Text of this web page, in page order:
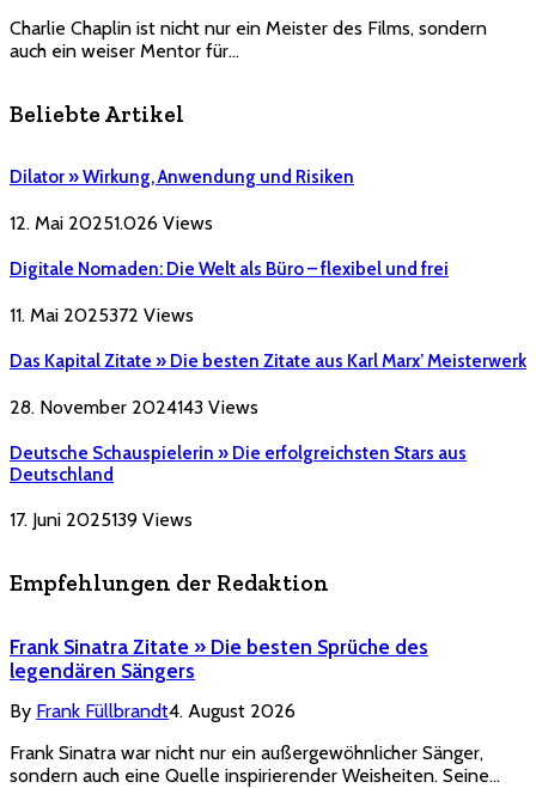
Charlie Chaplin ist nicht nur ein Meister des Films, sondern
auch ein weiser Mentor für…
Beliebte Artikel
Dilator » Wirkung, Anwendung und Risiken
12. Mai 20251.026 Views
Digitale Nomaden: Die Welt als Büro – flexibel und frei
11. Mai 2025372 Views
Das Kapital Zitate » Die besten Zitate aus Karl Marx’ Meisterwerk
28. November 2024143 Views
Deutsche Schauspielerin » Die erfolgreichsten Stars aus
Deutschland
17. Juni 2025139 Views
Empfehlungen der Redaktion
Frank Sinatra Zitate » Die besten Sprüche des
legendären Sängers
By Frank Füllbrandt4. August 2026
Frank Sinatra war nicht nur ein außergewöhnlicher Sänger,
sondern auch eine Quelle inspirierender Weisheiten. Seine…